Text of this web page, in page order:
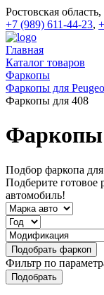
Ростовская
+7 (989) 611-44-23,
Главная
Каталог товаров
Фаркопы
Фаркопы для
Фаркопы для 408
Фаркопы
Подбор фаркопа
Подберите готовое
автомобиль!
Фильтр по